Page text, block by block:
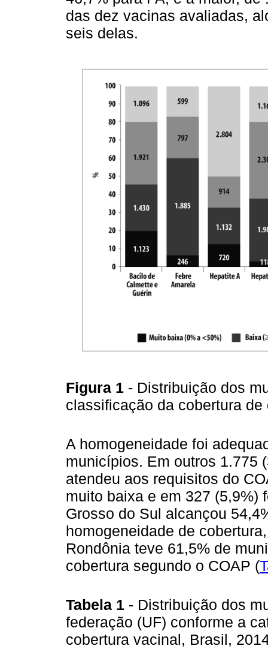
das dez vacinas avaliadas,
seis delas.
Figura 1 - Distribuição dos
classificação da cobertura
A homogeneidade foi
municípios. Em outros 1.775
atendeu aos requisitos do
muito baixa e em 327 (5,9%)
Grosso do Sul alcançou
homogeneidade de
Rondônia teve 61,5% de
cobertura segundo o COAP (
Tabela 1 - Distribuição dos
federação (UF) conforme a
cobertura vacinal, Brasil,